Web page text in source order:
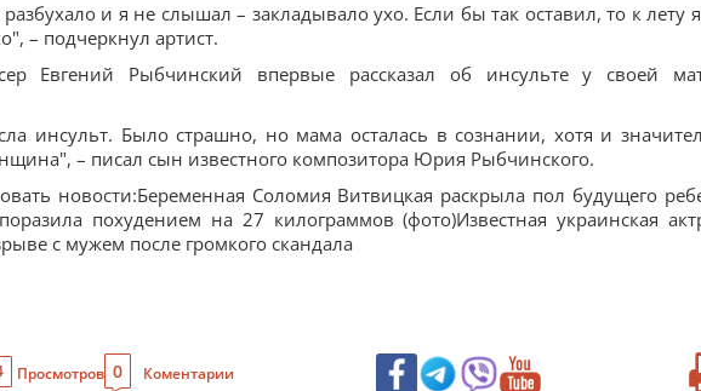
и я не слышал – закладывало ухо. Если бы так оставил, то к лету
– подчеркнул артист.
Евгений Рыбчинский впервые рассказал об инсульте у своей
инсульт. Было страшно, но мама осталась в сознании, хотя и
– писал сын известного композитора Юрия Рыбчинского.
новости:Беременная Соломия Витвицкая раскрыла пол будущего
похудением на 27 килограммов (фото)Известная украинская
с мужем после громкого скандала
Просмотров 0 Коментарии